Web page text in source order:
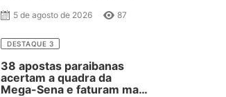
5 de agosto de 2026 87
DESTAQUE 3
38 apostas paraibanas
acertam a quadra da
Mega-Sena e faturam mais